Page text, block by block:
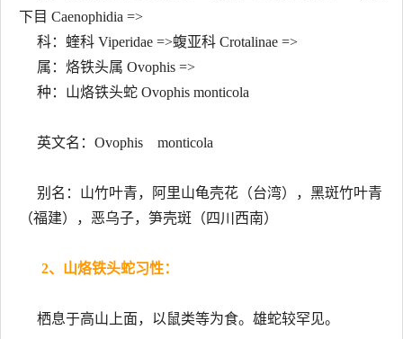
下目 Caenophidia =>
科：蝰科 Viperidae =>蝮亚科 Crotalinae =>
属：烙铁头属 Ovophis =>
种：山烙铁头蛇 Ovophis monticola
英文名：Ovophis monticola
别名：山竹叶青，阿里山龟壳花（台湾），黑斑竹叶青
（福建），恶乌子，笋壳斑（四川西南）
2、山烙铁头蛇习性：
栖息于高山上面，以鼠类等为食。雄蛇较罕见。